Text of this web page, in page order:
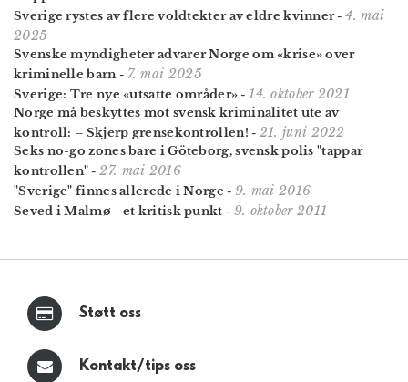
Sverige rystes av flere voldtekter av eldre kvinner-4. mai
2025
Svenske myndigheter advarer Norge om «krise» over
kriminelle barn- 7. mai 2025
Sverige: Tre nye «utsatte områder» -14. oktober 2021
Norge må beskyttes mot svensk kriminalitet ute av
kontroll: – Skjerp grensekontrollen! - 21. juni 2022
Seks no-go zones bare i Göteborg, svensk polis "tappar
kontrollen" -27. mai 2016
"Sverige" finnes allerede i Norge - 9. mai 2016
Seved i Malmø - et kritisk punkt - 9. oktober 2011
Støtt oss
Kontakt/tips oss